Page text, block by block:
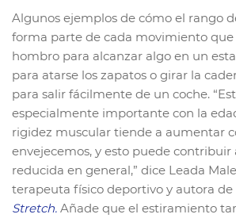
Algunos ejemplos de cómo el rango
forma parte de cada movimiento que
hombro para alcanzar algo en un
para atarse los zapatos o girar la
para salir fácilmente de un coche.
especialmente importante con la
rigidez muscular tiende a aumentar
envejecemos, y esto puede
reducida en general,” dice Leada
terapeuta físico deportivo y autora de
Stretch. Añade que el estiramiento